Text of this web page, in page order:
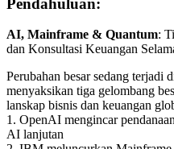
AI, Mainframe & Quantum:
dan Konsultasi Keuangan
Perubahan besar sedang terjadi
menyaksikan tiga gelombang
lanskap bisnis dan keuangan
1. OpenAI mengincar
AI lanjutan